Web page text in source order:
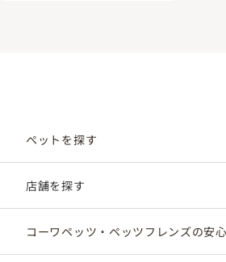
ペットを探す
店舗を探す
コーワペッツ・ペッツフレンズの安心